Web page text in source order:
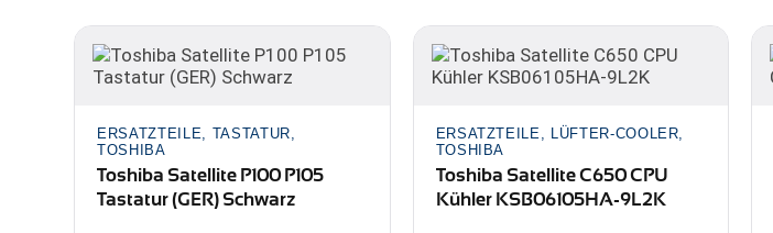
ERSATZTEILE, TASTATUR,
TOSHIBA
Toshiba Satellite P100 P105
Tastatur (GER) Schwarz
ERSATZTEILE, LÜFTER-COOLER,
TOSHIBA
Toshiba Satellite C650 CPU
Kühler KSB06105HA-9L2K